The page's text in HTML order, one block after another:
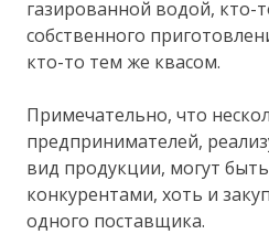
газированной водой, кто-
собственного
кто-то тем же квасом.
Примечательно, что
предпринимателей,
вид продукции, могут
конкурентами, хоть и
одного поставщика.